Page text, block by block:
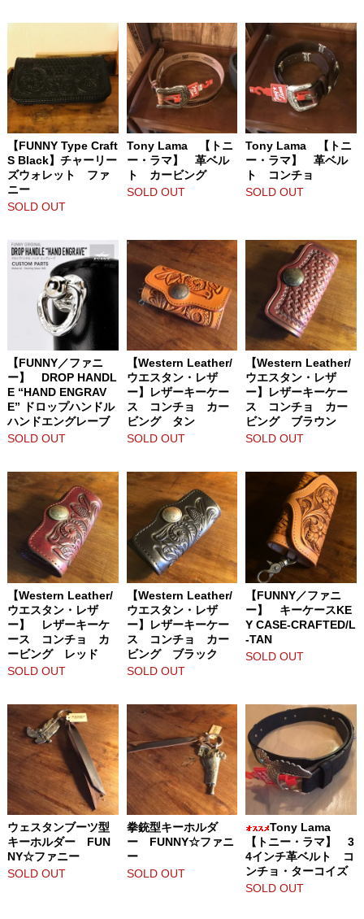
【FUNNY Type Craft
S Black】チャーリー
ズウォレット ファ
ニー
SOLD OUT
Tony Lama 【トニ
ー・ラマ】 革ベル
ト カービング
SOLD OUT
Tony Lama 【トニ
ー・ラマ】 革ベル
ト コンチョ
SOLD OUT
【FUNNY／ファニ
ー】 DROP HANDL
E “HAND ENGRAV
E” ドロップハンドル
ハンドエングレーブ
SOLD OUT
【Western Leather/
ウエスタン・レザ
ー】レザーキーケー
ス コンチョ カー
ビング タン
SOLD OUT
【Western Leather/
ウエスタン・レザ
ー】レザーキーケー
ス コンチョ カー
ビング ブラウン
SOLD OUT
【Western Leather/
ウエスタン・レザ
ー】 レザーキーケ
ース コンチョ カ
ービング レッド
SOLD OUT
【Western Leather/
ウエスタン・レザ
ー】レザーキーケー
ス コンチョ カー
ビング ブラック
SOLD OUT
【FUNNY／ファニ
ー】 キーケースKE
Y CASE-CRAFTED/L
-TAN
SOLD OUT
ウェスタンブーツ型
キーホルダー FUN
NY☆ファニー
SOLD OUT
拳銃型キーホルダ
ー FUNNY☆ファニ
ー
SOLD OUT
Tony Lama
【トニー・ラマ】 3
4インチ革ベルト コ
ンチョ・ターコイズ
SOLD OUT